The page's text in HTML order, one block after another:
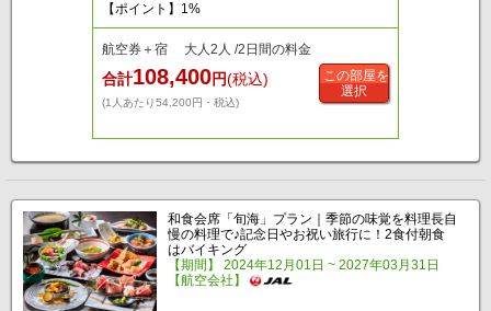
【ポイント】1%
航空券＋宿 大人2人 /2日間の料金
合計108,400円(税込)
(1人あたり54,200円・税込)
この部屋を
選択
和食会席「旬海」プラン｜季節の味覚を料理長自
慢の料理で♪記念日やお祝い旅行に！2食付朝食
はバイキング
【期間】 2024年12月01日 ~ 2027年03月31日
【航空会社】